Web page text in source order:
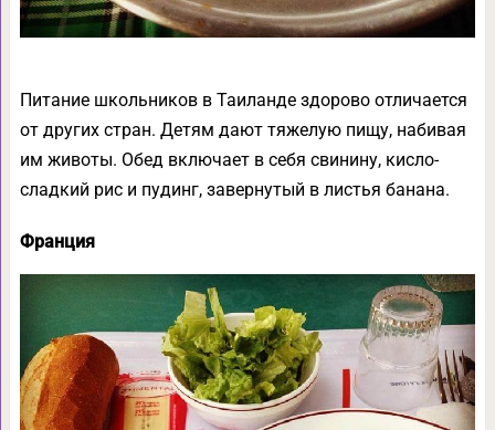
Питание школьников в Таиланде здорово отличается
от других стран. Детям дают тяжелую пищу, набивая
им животы. Обед включает в себя свинину, кисло-
сладкий рис и пудинг, завернутый в листья банана.
Франция